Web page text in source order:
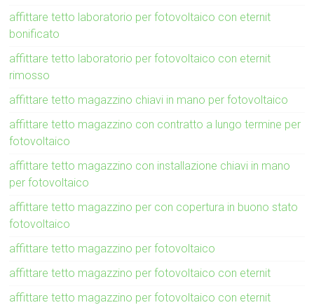
affittare tetto laboratorio per fotovoltaico con eternit
bonificato
affittare tetto laboratorio per fotovoltaico con eternit
rimosso
affittare tetto magazzino chiavi in mano per fotovoltaico
affittare tetto magazzino con contratto a lungo termine per
fotovoltaico
affittare tetto magazzino con installazione chiavi in mano
per fotovoltaico
affittare tetto magazzino per con copertura in buono stato
fotovoltaico
affittare tetto magazzino per fotovoltaico
affittare tetto magazzino per fotovoltaico con eternit
affittare tetto magazzino per fotovoltaico con eternit